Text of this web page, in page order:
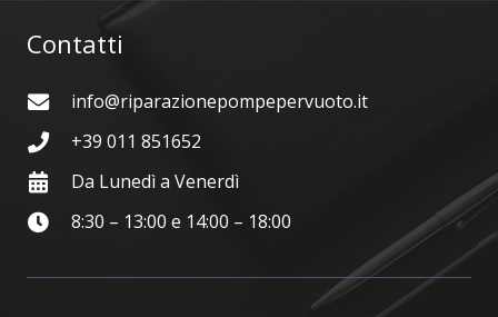
Contatti
info@riparazionepompepervuoto.it
+39 011 851652
Da Lunedì a Venerdì
8:30 – 13:00 e 14:00 – 18:00